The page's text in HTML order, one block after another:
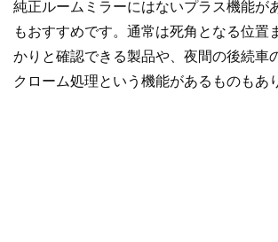
純正ルームミラーにはないプラス機能が
もおすすめです。通常は死角となる位置
かりと確認できる製品や、夜間の後続車
クローム処理という機能があるものもあ